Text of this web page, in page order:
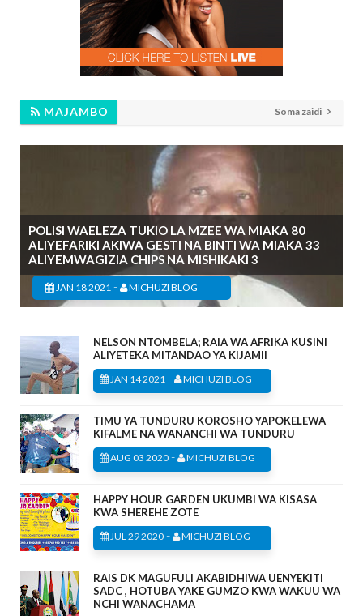
MAJAMBO Soma zaidi
POLISI WAELEZA TUKIO LA MZEE WA MIAKA 80
ALIYEFARIKI AKIWA GESTI NA BINTI WA MIAKA 33
ALIYEMWAGIZIA CHIPS NA MISHIKAKI 3
JAN 18 2021 - MICHUZI BLOG
NELSON NTOMBELA; RAIA WA AFRIKA KUSINI
ALIYETEKA MITANDAO YA KIJAMII
JAN 14 2021 - MICHUZI BLOG
TIMU YA TUNDURU KOROSHO YAPOKELEWA
KIFALME NA WANANCHI WA TUNDURU
AUG 03 2020 - MICHUZI BLOG
HAPPY HOUR GARDEN UKUMBI WA KISASA
KWA SHEREHE ZOTE
JUL 29 2020 - MICHUZI BLOG
RAIS DK MAGUFULI AKABIDHIWA UENYEKITI
SADC , HOTUBA YAKE GUMZO KWA WAKUU WA
NCHI WANACHAMA